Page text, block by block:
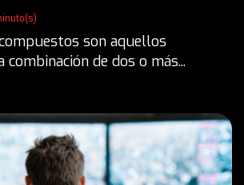
son aquellos
de dos o más...